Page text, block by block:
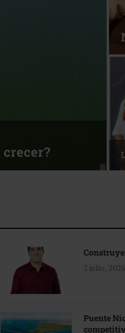
crecer?
2 julio, 2026
Puente